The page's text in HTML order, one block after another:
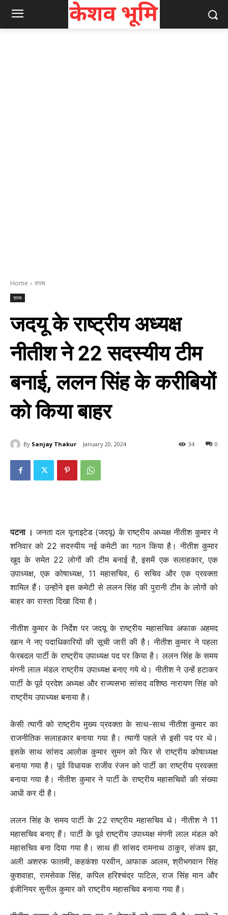
Home राज्य
राज्य
जदयू के राष्ट्रीय अध्यक्ष
नीतीश ने 22 सदस्यीय टीम
बनाई, ललन सिंह के करीबियों
को किया बाहर
By Sanjay Thakur January 20, 2024 0
34
पटना । जनता दल यूनाइटेड (जदयू) के राष्ट्रीय अध्यक्ष नीतीश कुमार ने
शनिवार को 22 सदस्‍यीय नई कमेटी का गठन किया है। नीतीश कुमार
खुद के समेत 22 लोगों की टीम बनाई है, इसमें एक सलाहकार, एक
उपाध्यक्ष, एक कोषाध्यक्ष, 11 महासचिव, 6 सचिव और एक प्रवक्ता
शामिल हैं। उन्‍होंने इस कमेटी से ललन सिंह की पुरानी टीम के लोगों को
बाहर का रास्‍ता दिखा दिया है।
नीतीश कुमार के निर्देश पर जदयू के राष्ट्रीय महासचिव अफाक अहमद
खान ने नए पदाधिकारियों की सूची जारी की है। नीतीश कुमार ने पहला
फेरबदल पार्टी के राष्ट्रीय उपाध्यक्ष पद पर किया है। ललन सिंह के समय
मंगनी लाल मंडल राष्ट्रीय उपाध्यक्ष बनाए गये थे। नीतीश ने उन्हें हटाकर
पार्टी के पूर्व प्रदेश अध्यक्ष और राज्यसभा सांसद वशिष्ठ नारायण सिंह को
राष्ट्रीय उपाध्यक्ष बनाया है।
केसी त्यागी को राष्ट्रीय मुख्य प्रवक्ता के साथ-साथ नीतीश कुमार का
राजनीतिक सलाहकार बनाया गया है। त्यागी पहले से इसी पद पर थे।
इसके साथ सांसद आलोक कुमार सुमन को फिर से राष्ट्रीय कोषाध्यक्ष
बनाया गया है। पूर्व विधायक राजीव रंजन को पार्टी का राष्ट्रीय प्रवक्ता
बनाया गया है। नीतीश कुमार ने पार्टी के राष्ट्रीय महासचिवों की संख्या
आधी कर दी है।
ललन सिंह के समय पार्टी के 22 राष्ट्रीय महासचिव थे। नीतीश ने 11
महासचिव बनाए हैं। पार्टी के पूर्व राष्ट्रीय उपाध्यक्ष मंगनी लाल मंडल को
महासचिव बना दिया गया है। साथ ही सांसद रामनाथ ठाकुर, संजय झा,
अली अशरफ फातमी, कहकंशा परवीन, आफाक आलम, श्रीभगवान सिंह
कुशवाहा, रामसेवक सिंह, कपिल हरिश्चंद्र पाटिल, राज सिंह मान और
इंजीनियर सुनील कुमार को राष्ट्रीय महासचिव बनाया गया है।